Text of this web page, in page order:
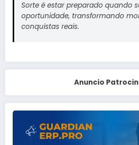
Sorte é estar preparado quando
oportunidade, transformando
conquistas reais.
Anuncio